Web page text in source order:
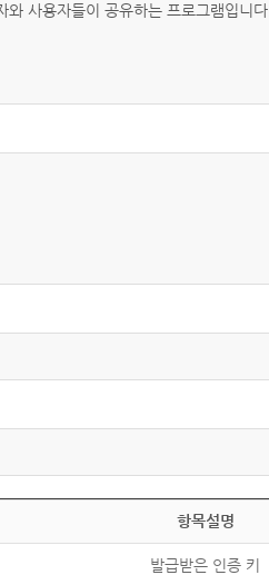
사용자들이 공유하는 프로그램입니다.
항목설명
발급받은 인증 키